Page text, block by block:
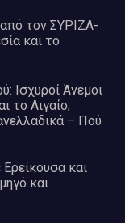
τον ΣΥΡΙΖΑ-
και το
Ισχυροί Άνεμοι
το Αιγαίο,
– Πού
και
και